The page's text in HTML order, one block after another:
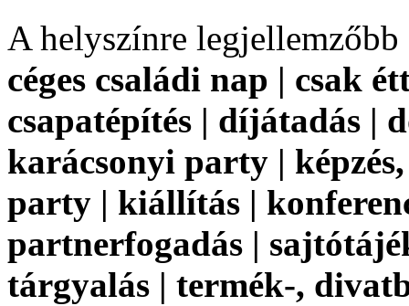
A helyszínre
céges családi nap | csak
csapatépítés | díjátadás |
karácsonyi party |
party | kiállítás |
partnerfogadás |
tárgyalás | termék-,